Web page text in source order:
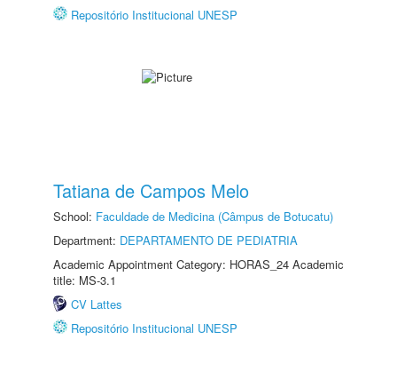
Repositório Institucional UNESP
Tatiana de Campos Melo
School: Faculdade de Medicina (Câmpus de Botucatu)
Department: DEPARTAMENTO DE PEDIATRIA
Academic Appointment Category: HORAS_24 Academic
title: MS-3.1
CV Lattes
Repositório Institucional UNESP